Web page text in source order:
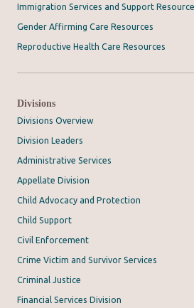
Immigration Services and Support
Gender Affirming Care Resources
Reproductive Health Care Resources
Divisions
Divisions Overview
Division Leaders
Administrative Services
Appellate Division
Child Advocacy and Protection
Child Support
Civil Enforcement
Crime Victim and Survivor Services
Criminal Justice
Financial Services Division